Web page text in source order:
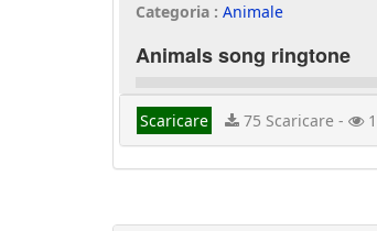
Categoria : Animale
Animals song ringtone
Scaricare 75 Scaricare -